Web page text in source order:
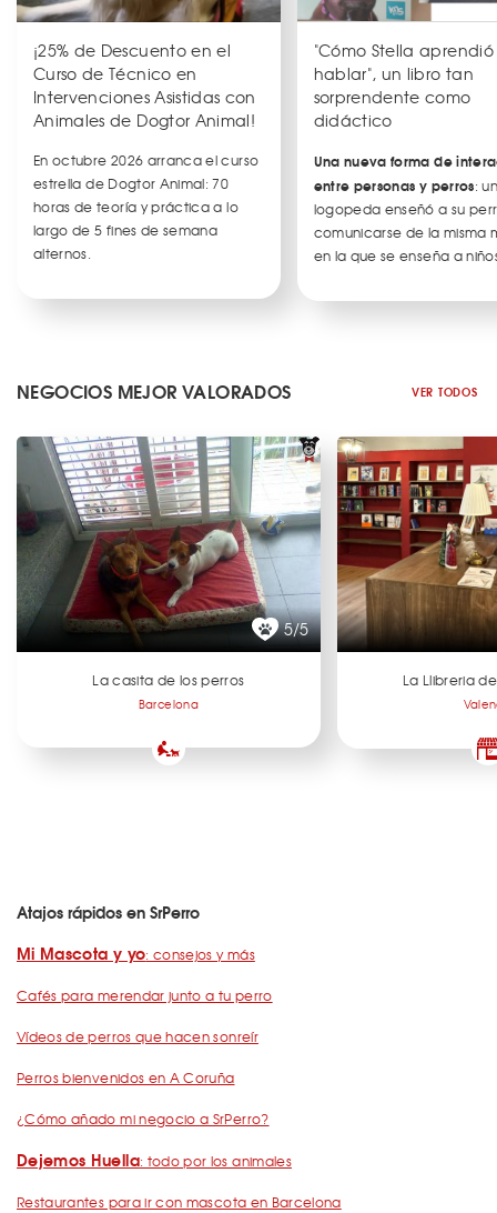
¡25% de Descuento en el
Curso de Técnico en
Intervenciones Asistidas con
Animales de Dogtor Animal!
En octubre 2026 arranca el curso
estrella de Dogtor Animal: 70
horas de teoría y práctica a lo
largo de 5 fines de semana
alternos.
"Cómo Stella
hablar", un libro tan
sorprendente como
didáctico
Una nueva forma de
entre personas y perros:
logopeda enseñó a su
comunicarse de la misma
en la que se enseña a
NEGOCIOS MEJOR VALORADOS VER TODOS
5/5
La casita de los perros
Barcelona
La Llibreria
Atajos rápidos en SrPerro
Mi Mascota y yo: consejos y más
Cafés para merendar junto a tu perro
Vídeos de perros que hacen sonreír
Perros bienvenidos en A Coruña
¿Cómo añado mi negocio a SrPerro?
Dejemos Huella: todo por los animales
Restaurantes para ir con mascota en Barcelona